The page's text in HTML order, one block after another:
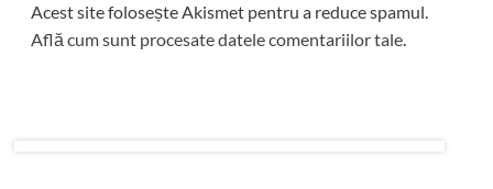
Acest site folosește Akismet pentru a reduce spamul.
Află cum sunt procesate datele comentariilor tale.